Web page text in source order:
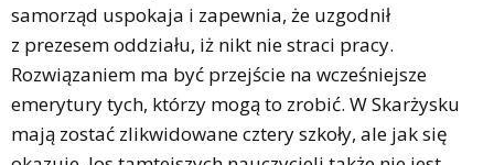
samorząd uspokaja i zapewnia, że uzgodnił
z prezesem oddziału, iż nikt nie straci pracy.
Rozwiązaniem ma być przejście na wcześniejsze
emerytury tych, którzy mogą to zrobić. W Skarżysku
mają zostać zlikwidowane cztery szkoły, ale jak się